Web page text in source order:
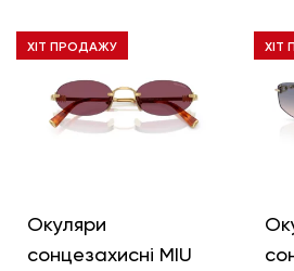
ХІТ ПРОДАЖУ
Окуляри
сонцезахисні MIU
ХІТ